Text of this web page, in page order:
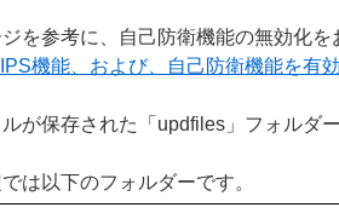
ジを参考に、自己防衛機能の無効化
機能、および、自己防衛機能を有
が保存された「updfiles」フォルダ
は以下のフォルダーです。